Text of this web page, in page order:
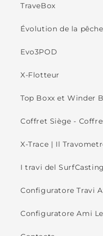
TraveBox
Évolution de la pêche
Evo3POD
X-Flotteur
Top Boxx et Winder
Coffret Siège -
X-Trace | Il
I travi del SurfCasting
Configuratore Travi
Configuratore Ami